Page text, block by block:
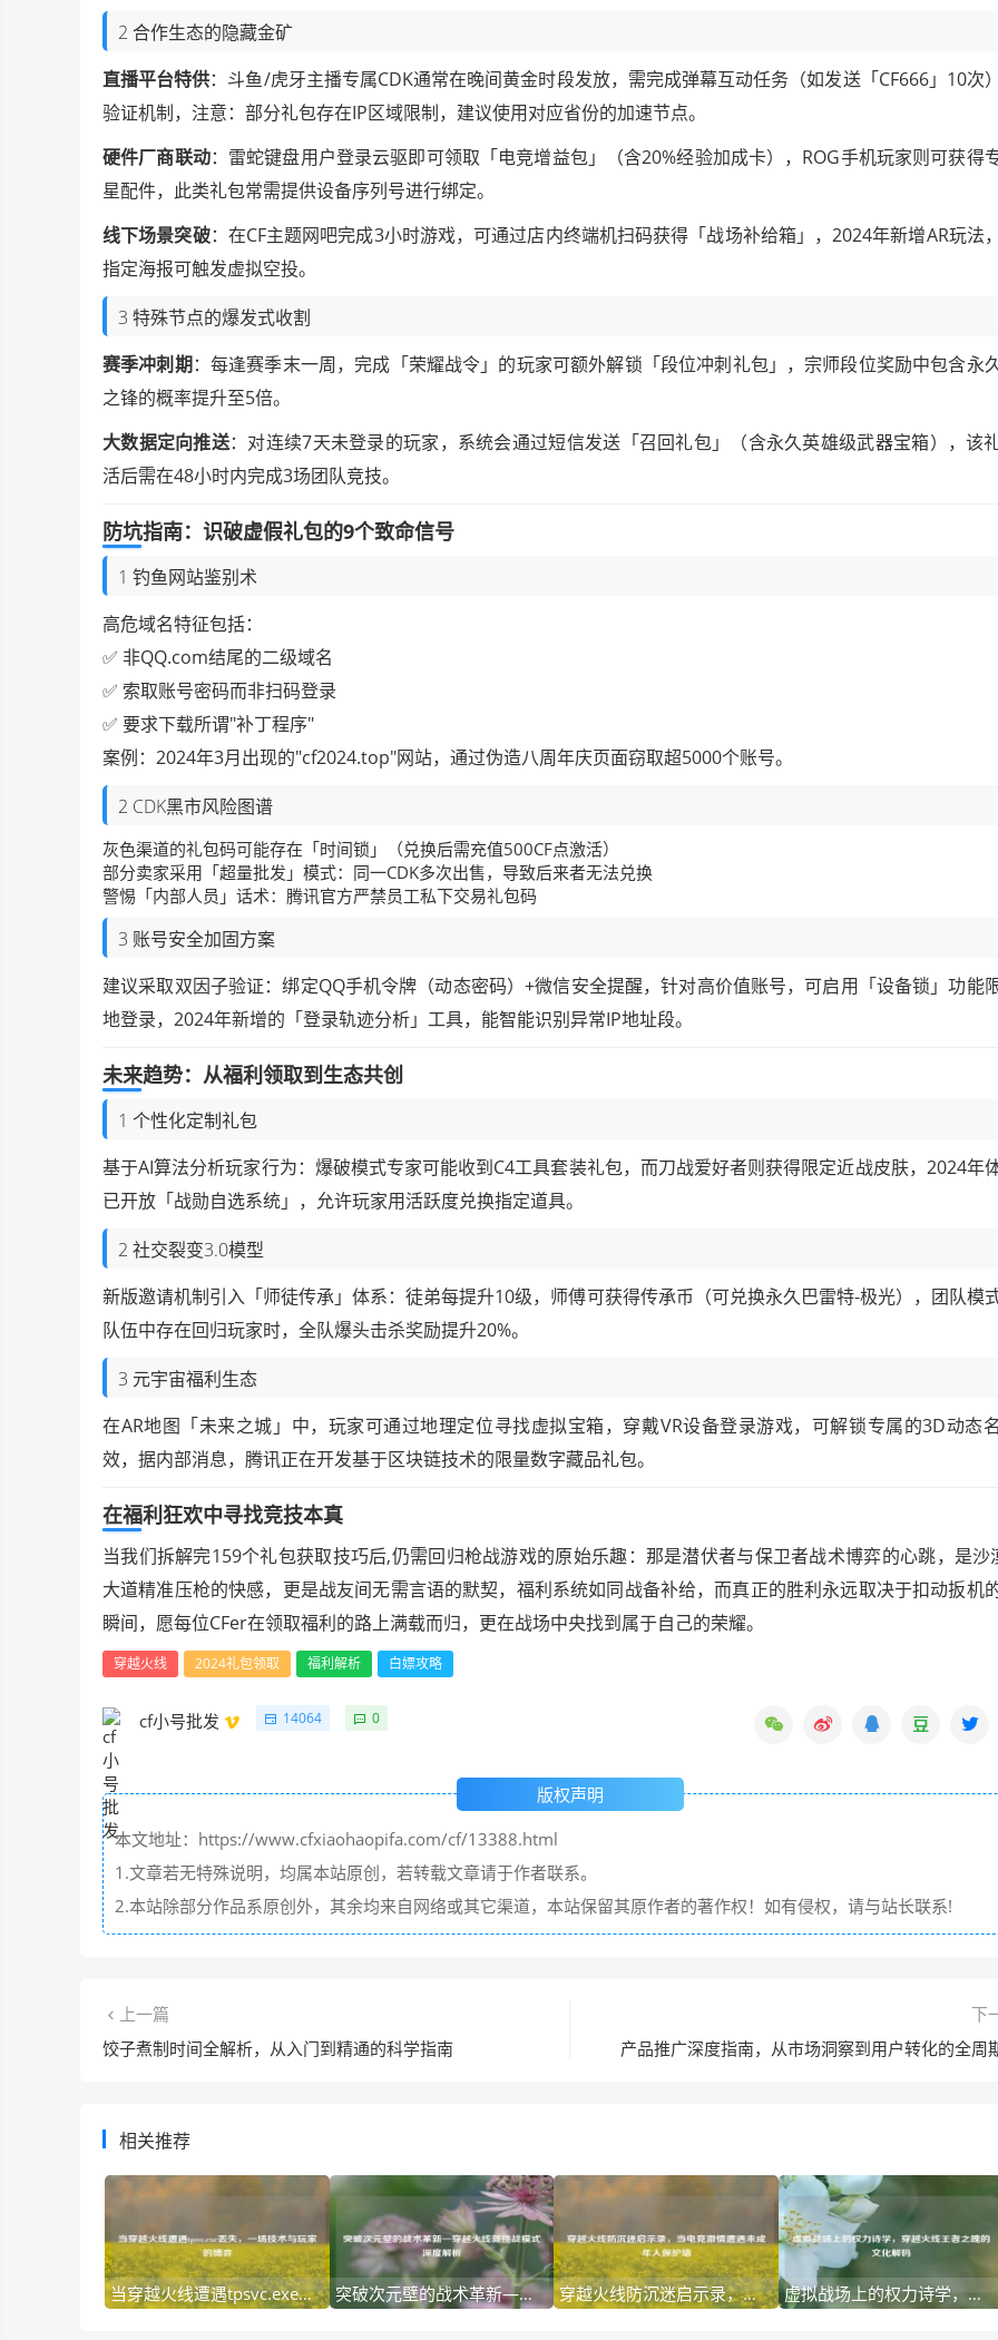
2 合作生态的隐藏金矿
直播平台特供：斗鱼/虎牙主播专属CDK通常在晚间黄金时段发放，需完成弹幕互动任务（如发送「CF666」10次
验证机制，注意：部分礼包存在IP区域限制，建议使用对应省份的加速节点。
硬件厂商联动：雷蛇键盘用户登录云驱即可领取「电竞增益包」（含20%经验加成卡），ROG手机玩家则可获得
星配件，此类礼包常需提供设备序列号进行绑定。
线下场景突破：在CF主题网吧完成3小时游戏，可通过店内终端机扫码获得「战场补给箱」，2024年新增AR玩法
指定海报可触发虚拟空投。
3 特殊节点的爆发式收割
赛季冲刺期：每逢赛季末一周，完成「荣耀战令」的玩家可额外解锁「段位冲刺礼包」，宗师段位奖励中包含永
之锋的概率提升至5倍。
大数据定向推送：对连续7天未登录的玩家，系统会通过短信发送「召回礼包」（含永久英雄级武器宝箱），该
活后需在48小时内完成3场团队竞技。
防坑指南：识破虚假礼包的9个致命信号
1 钓鱼网站鉴别术
高危域名特征包括：
✅ 非QQ.com结尾的二级域名
✅ 索取账号密码而非扫码登录
✅ 要求下载所谓"补丁程序"
案例：2024年3月出现的"cf2024.top"网站，通过伪造八周年庆页面窃取超5000个账号。
2 CDK黑市风险图谱
灰色渠道的礼包码可能存在「时间锁」（兑换后需充值500CF点激活）
部分卖家采用「超量批发」模式：同一CDK多次出售，导致后来者无法兑换
警惕「内部人员」话术：腾讯官方严禁员工私下交易礼包码
3 账号安全加固方案
建议采取双因子验证：绑定QQ手机令牌（动态密码）+微信安全提醒，针对高价值账号，可启用「设备锁」功能
地登录，2024年新增的「登录轨迹分析」工具，能智能识别异常IP地址段。
未来趋势：从福利领取到生态共创
1 个性化定制礼包
基于AI算法分析玩家行为：爆破模式专家可能收到C4工具套装礼包，而刀战爱好者则获得限定近战皮肤，2024年
已开放「战勋自选系统」，允许玩家用活跃度兑换指定道具。
2 社交裂变3.0模型
新版邀请机制引入「师徒传承」体系：徒弟每提升10级，师傅可获得传承币（可兑换永久巴雷特-极光），团队模式
队伍中存在回归玩家时，全队爆头击杀奖励提升20%。
3 元宇宙福利生态
在AR地图「未来之城」中，玩家可通过地理定位寻找虚拟宝箱，穿戴VR设备登录游戏，可解锁专属的3D动态
效，据内部消息，腾讯正在开发基于区块链技术的限量数字藏品礼包。
在福利狂欢中寻找竞技本真
当我们拆解完159个礼包获取技巧后,仍需回归枪战游戏的原始乐趣：那是潜伏者与保卫者战术博弈的心跳，是沙
大道精准压枪的快感，更是战友间无需言语的默契，福利系统如同战备补给，而真正的胜利永远取决于扣动扳机
瞬间，愿每位CFer在领取福利的路上满载而归，更在战场中央找到属于自己的荣耀。
穿越火线 2024礼包领取 福利解析 白嫖攻略
cf小号批发 14064 0
版权声明
本文地址：https://www.cfxiaohaopifa.com/cf/13388.html
1.文章若无特殊说明，均属本站原创，若转载文章请于作者联系。
2.本站除部分作品系原创外，其余均来自网络或其它渠道，本站保留其原作者的著作权！如有侵权，请与站长联系!
上一篇
饺子煮制时间全解析，从入门到精通的科学指南
下
产品推广深度指南，从市场洞察到用户转化的全周
相关推荐
当穿越火线遭遇tpsvc.exe丢失，一场技术与玩家的博弈 突破次元壁的战术革新—穿越火线新挑战模式深度解析 穿越火线防沉迷启示录，当电竞激情遭遇未成年人保护墙 虚拟战场上的权力诗学，穿越火线王者之魄的文化解码